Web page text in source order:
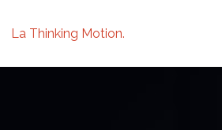
La Thinking Motion.